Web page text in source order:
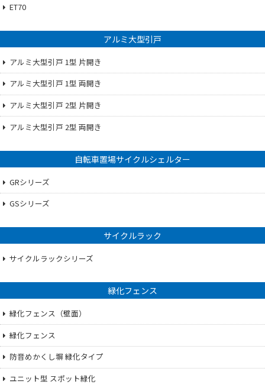
ET70
アルミ大型引戸
アルミ大型引戸 1型 片開き
アルミ大型引戸 1型 両開き
アルミ大型引戸 2型 片開き
アルミ大型引戸 2型 両開き
自転車置場サイクルシェルター
GRシリーズ
GSシリーズ
サイクルラック
サイクルラックシリーズ
緑化フェンス
緑化フェンス（壁面）
緑化フェンス
防音めかくし塀 緑化タイプ
ユニット型 スポット緑化